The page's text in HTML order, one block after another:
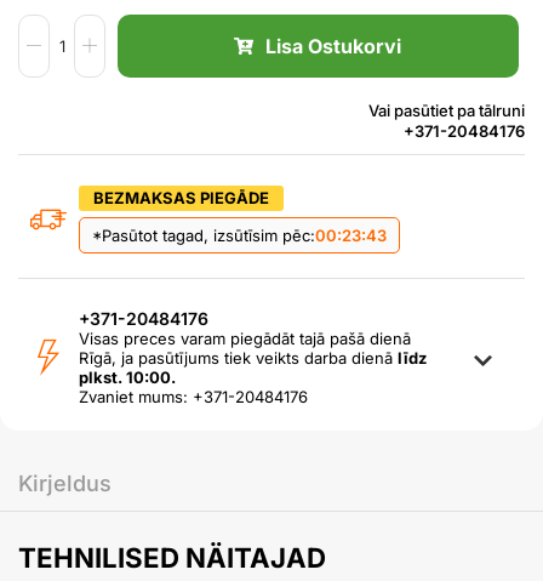
Lisa Ostukorvi
Vai pasūtiet pa tālruni
+371-20484176
BEZMAKSAS PIEGĀDE
*Pasūtot tagad, izsūtīsim pēc:00:23:43
+371-20484176
Visas preces varam piegādāt tajā pašā dienā
Rīgā, ja pasūtījums tiek veikts darba dienā līdz
plkst. 10:00.
Zvaniet mums: +371-20484176
Kirjeldus
TEHNILISED NÄITAJAD